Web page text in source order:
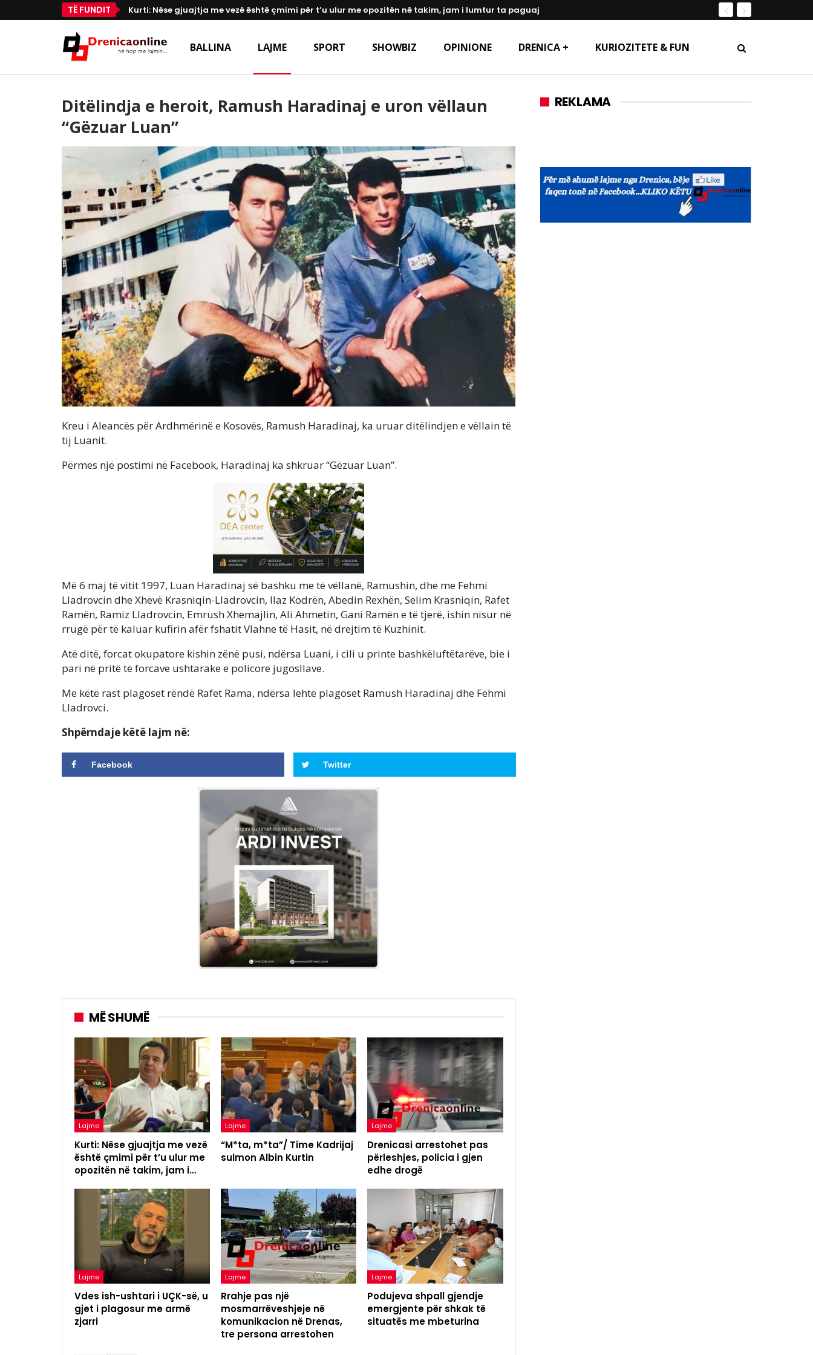
TË FUNDIT Kurti: Nëse gjuajtja me vezë është çmimi për t’u ulur me opozitën në takim, jam i lumtur ta paguaj
BALLINA LAJME SPORT SHOWBIZ OPINIONE DRENICA + KURIOZITETE & FUN
Ditëlindja e heroit, Ramush Haradinaj e uron vëllaun
“Gëzuar Luan”
Kreu i Aleancës për Ardhmërinë e Kosovës, Ramush Haradinaj, ka uruar ditëlindjen e vëllain të
tij Luanit.
Përmes një postimi në Facebook, Haradinaj ka shkruar “Gëzuar Luan”.
Më 6 maj të vitit 1997, Luan Haradinaj së bashku me të vëllanë, Ramushin, dhe me Fehmi
Lladrovcin dhe Xhevë Krasniqin-Lladrovcin, Ilaz Kodrën, Abedin Rexhën, Selim Krasniqin, Rafet
Ramën, Ramiz Lladrovcin, Emrush Xhemajlin, Ali Ahmetin, Gani Ramën e të tjerë, ishin nisur në
rrugë për të kaluar kufirin afër fshatit Vlahne të Hasit, në drejtim të Kuzhinit.
Atë ditë, forcat okupatore kishin zënë pusi, ndërsa Luani, i cili u printe bashkëluftëtarëve, bie i
pari në pritë të forcave ushtarake e policore jugosllave.
Me këtë rast plagoset rëndë Rafet Rama, ndërsa lehtë plagoset Ramush Haradinaj dhe Fehmi
Lladrovci.
Shpërndaje këtë lajm në:
Facebook Twitter
MË SHUMË
Lajme
Kurti: Nëse gjuajtja me vezë
është çmimi për t’u ulur me
opozitën në takim, jam i…
Lajme
“M*ta, m*ta”/ Time Kadrijaj
sulmon Albin Kurtin
Lajme
Drenicasi arrestohet pas
përleshjes, policia i gjen
edhe drogë
Lajme
Vdes ish-ushtari i UÇK-së, u
gjet i plagosur me armë
zjarri
Lajme
Rrahje pas një
mosmarrëveshjeje në
komunikacion në Drenas,
tre persona arrestohen
Lajme
Podujeva shpall gjendje
emergjente për shkak të
situatës me mbeturina
REKLAMA